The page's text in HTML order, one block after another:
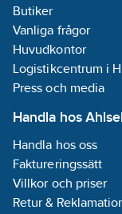
Butiker
Vanliga frågor
Huvudkontor
Logistikcentrum i
Press och media
Handla hos
Handla hos oss
Faktureringssätt
Villkor och priser
Retur &